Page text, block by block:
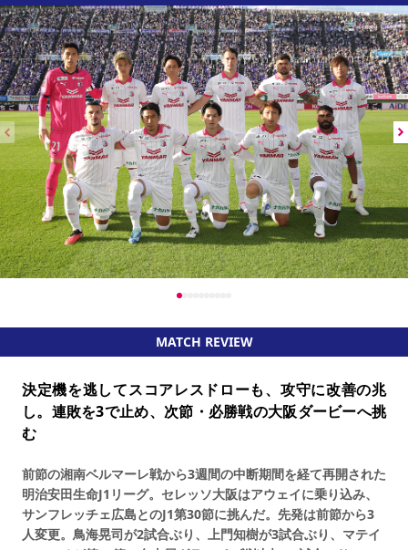
MATCH REVIEW
決定機を逃してスコアレスドローも、攻守に改善の兆
し。連敗を3で止め、次節・必勝戦の大阪ダービーへ挑
む
前節の湘南ベルマーレ戦から3週間の中断期間を経て再開された
明治安田生命J1リーグ。セレッソ大阪はアウェイに乗り込み、
サンフレッチェ広島とのJ1第30節に挑んだ。先発は前節から3
人変更。鳥海晃司が2試合ぶり、上門知樹が3試合ぶり、マテイ